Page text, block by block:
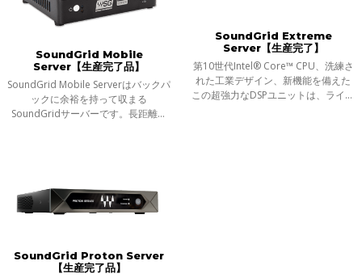
SoundGrid Mobile
Server【生産完了品】
SoundGrid Mobile Serverはバックパ
ックに余裕を持って収まる
SoundGridサーバーです。長距離の
SoundGrid Extreme
Server【生産完了】
第10世代Intel® Core™ CPU、洗練さ
れた工業デザイン、新機能を備えた
この超強力なDSPユニットは、ライブ
SoundGrid Proton Server
【生産完了品】